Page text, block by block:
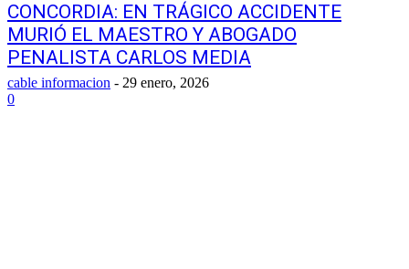
CONCORDIA: EN TRÁGICO ACCIDENTE
MURIÓ EL MAESTRO Y ABOGADO
PENALISTA CARLOS MEDIA
cable informacion - 29 enero, 2026
0